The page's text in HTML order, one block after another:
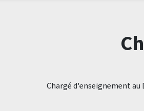
Chargé d'enseignement au